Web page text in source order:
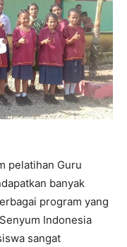
pelatihan Guru
banyak
program yang
Indonesia
sangat